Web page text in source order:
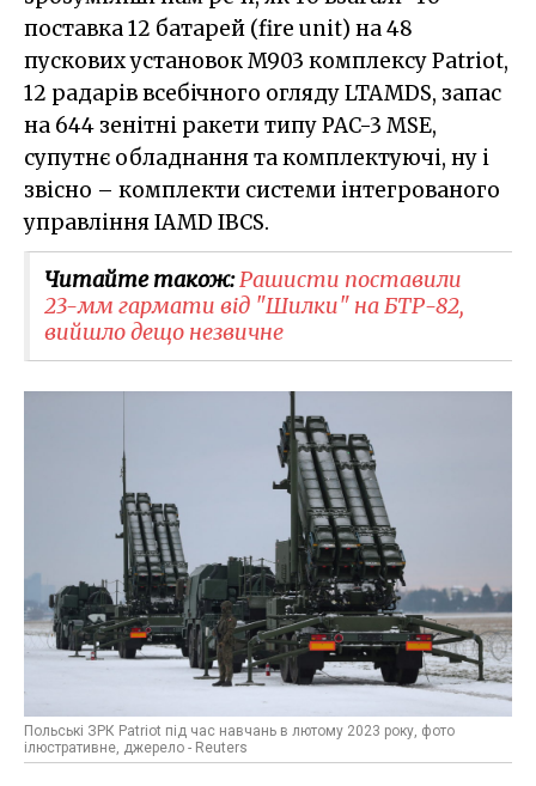
поставка 12 батарей (fire unit) на 48
пускових установок M903 комплексу Patriot,
12 радарів всебічного огляду LTAMDS, запас
на 644 зенітні ракети типу PAC-3 MSE,
супутнє обладнання та комплектуючі, ну і
звісно – комплекти системи інтегрованого
управління IAMD IBCS.
Читайте також:Рашисти поставили
23-мм гармати від "Шилки" на БТР-82,
вийшло дещо незвичне
Польські ЗРК Patriot під час навчань в лютому 2023 року, фото
ілюстративне, джерело - Reuters